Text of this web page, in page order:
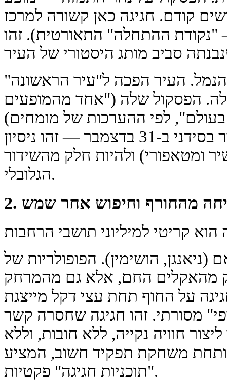
קודם. חגיגה כאן קשורה למרכז
"נקודת ההתחלה" התאורטית). זהו
הנמל. העיר הפכה ל"עיר הראשונה"
הפסקול שלה ("אחד מהמופעים
בעולם", לפי ההערכות של מומחים)
מקביל למדיה העולמית. ביקור בסידני ב-31 בדצמבר — זהו ניסיון
ומטאפורי) ולהיות חלק מהשידור
הגלובלי.
מהחורף וחיפוש אחר שמש
(ניאנגן, הושימין). הפופולריות של
מהאקלים החם, אלא גם מהמרחק
על החוף תחת עצי דקל מייצגת
מסורתי. זהו חגיגה שחסרה קשר
חוויה נקייה, ללא חובות, וללא
משחקת תפקיד חשוב, המציע
"תוכניות חגיגה" פקטיות.